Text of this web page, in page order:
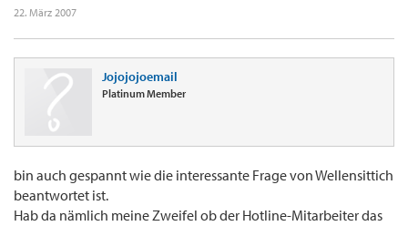
22. März 2007
Jojojojoemail
Platinum Member
bin auch gespannt wie die interessante Frage von Wellensittich
beantwortet ist.
Hab da nämlich meine Zweifel ob der Hotline-Mitarbeiter das